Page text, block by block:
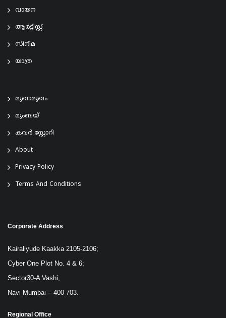
വായന
ആര്‍ട്ടിസ്റ്റ്
സിനിമ
യാത്ര
മുഖാമുഖം
മുംബയ്
കവർ സ്റ്റോറി
About
Privacy Policy
Terms And Conditions
Corporate Address
Kairaliyude Kaakka 2105-2106;
Cyber One Plot No. 4 & 6;
Sector30-A Vashi,
Navi Mumbai – 400 703.
Regional Office